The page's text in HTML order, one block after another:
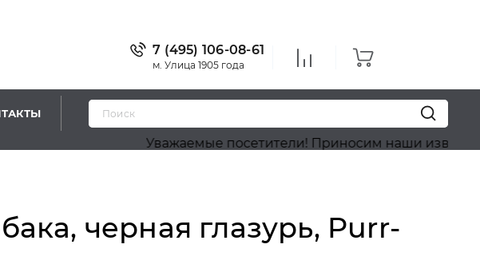
7 (495) 106-08-61
м. Улица 1905 года
Уважаемые посетители! Приносим наши извинения, на
черная глазурь, Purr-